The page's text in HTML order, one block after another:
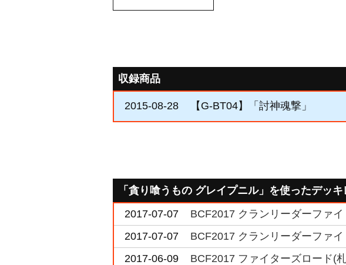
収録商品
2015-08-28 【G-BT04】「討神魂撃」
「貪り喰うもの グレイプニル」を使ったデッ
2017-07-07
BCF2017 クランリーダーファ
2017-07-07
BCF2017 クランリーダーファ
2017-06-09
BCF2017 ファイターズロード(